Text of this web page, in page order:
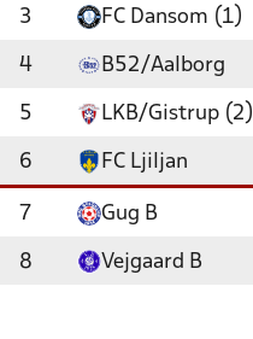
3 FC Dansom (1)
4 B52/Aalborg
5 LKB/Gistrup (2)
6 FC Ljiljan
7 Gug B
8 Vejgaard B